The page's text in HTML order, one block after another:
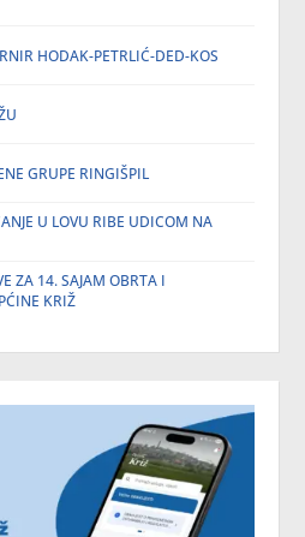
HODAK-PETRLIĆ-DED-KOS
GRUPE RINGIŠPIL
U LOVU RIBE UDICOM NA
ZA 14. SAJAM OBRTA I
KRIŽ